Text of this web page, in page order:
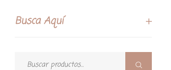
Busca Aquí